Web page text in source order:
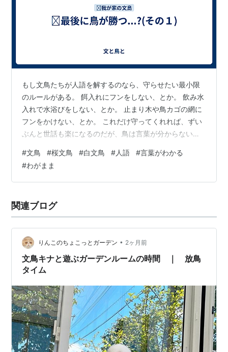
もし文鳥たちが人語を解するのなら、守らせたい最小限
のルールがある。 餌入れにフンをしない、とか。 飲み水
入れで水浴びをしない、とか。 止まり木や鳥カゴの網に
フンをかけない、とか。 これだけ守ってくれれば、ずい
ぶんと世話も楽になるのだが、鳥は言葉が分からないか
行為をする。 すなわち、食事の中にフンをするという非
人道的所行で食料を無駄にし、小さな水飲み容器に頭を
出し入れするのでカゴの床に水害を起こし、どうやって
やすのである。 あとは液晶画面やキーボードにフンをす
ること。 毎回、今やったら首を絞めるぞ…
#文鳥 #桜文鳥 #白文鳥 #人語 #言葉がわかる
#わがまま
関連ブログ
りんこのちょこっとガーデン • 2ヶ月前
文鳥キナと遊ぶガーデンルームの時間 ｜ 放鳥
タイム